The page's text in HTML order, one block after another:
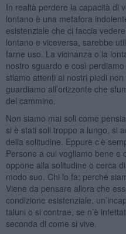
In realtà perdere la capacità di
lontano è una metafora
esistenziale che ci faccia
lontano e viceversa, sarebbe
farne uso. La vicinanza o la
nostro sguardo e così
stiamo attenti ai nostri piedi
guardiamo all’orizzonte che
del cammino.
Non siamo mai soli come
si è stati soli troppo a lungo, si
della solitudine. Eppure c’è
Persone a cui vogliamo bene e
oppone alla solitudine o cerca
modo suo. Chi lo fa; perché
Viene da pensare allora che
condizione esistenziale,
taluni o si contrae, se n’è
seconda di come si vive.